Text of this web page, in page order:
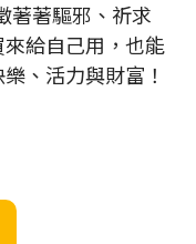
著著驅邪、祈求
給自己用，也能
、活力與財富！